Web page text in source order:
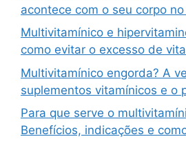
acontece com o seu corpo
Multivitamínico e
como evitar o excesso de
Multivitamínico engorda? A
suplementos vitamínicos e o
Para que serve o
Benefícios, indicações e